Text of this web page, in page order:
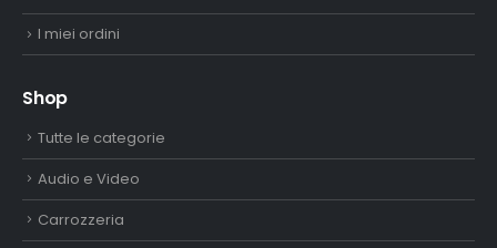
I miei ordini
Shop
Tutte le categorie
Audio e Video
Carrozzeria